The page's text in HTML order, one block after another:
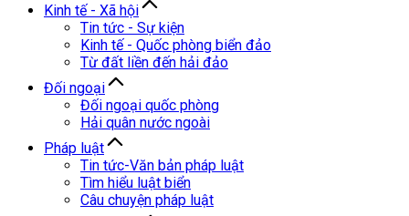
Kinh tế - Xã hội
Tin tức - Sự kiện
Kinh tế - Quốc phòng biển đảo
Từ đất liền đến hải đảo
Đối ngoại
Đối ngoại quốc phòng
Hải quân nước ngoài
Pháp luật
Tin tức-Văn bản pháp luật
Tìm hiểu luật biển
Câu chuyện pháp luật